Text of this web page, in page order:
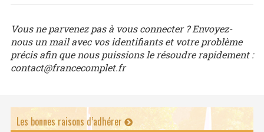
Vous ne parvenez pas à vous connecter ? Envoyez-
nous un mail avec vos identifiants et votre problème
précis afin que nous puissions le résoudre rapidement :
contact@francecomplet.fr
Les bonnes raisons d’adhérer